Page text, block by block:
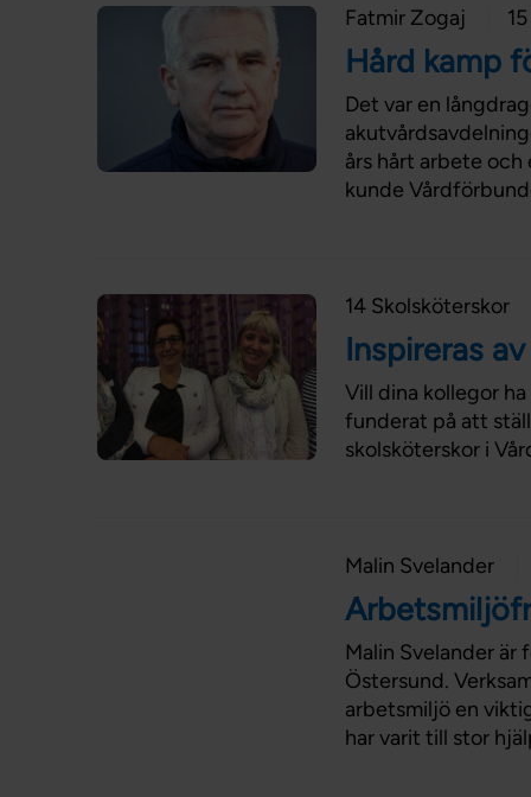
Fatmir Zogaj
Hård kamp
Det var en
års hårt arbete
kunde
14 Skolsköterskor
Inspireras
Vill dina kollegor
funderat på att
skolsköterskor i
Malin Svelander
Malin Svelander
Östersund.
arbetsmiljö en
har varit till stor